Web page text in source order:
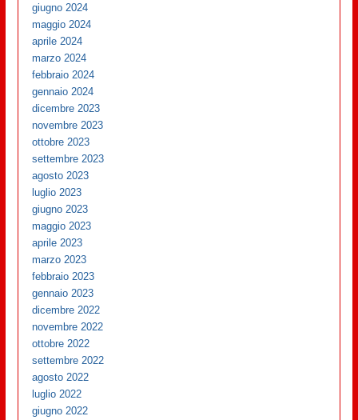
giugno 2024
maggio 2024
aprile 2024
marzo 2024
febbraio 2024
gennaio 2024
dicembre 2023
novembre 2023
ottobre 2023
settembre 2023
agosto 2023
luglio 2023
giugno 2023
maggio 2023
aprile 2023
marzo 2023
febbraio 2023
gennaio 2023
dicembre 2022
novembre 2022
ottobre 2022
settembre 2022
agosto 2022
luglio 2022
giugno 2022